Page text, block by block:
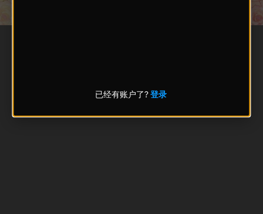
已经有账户了?登录